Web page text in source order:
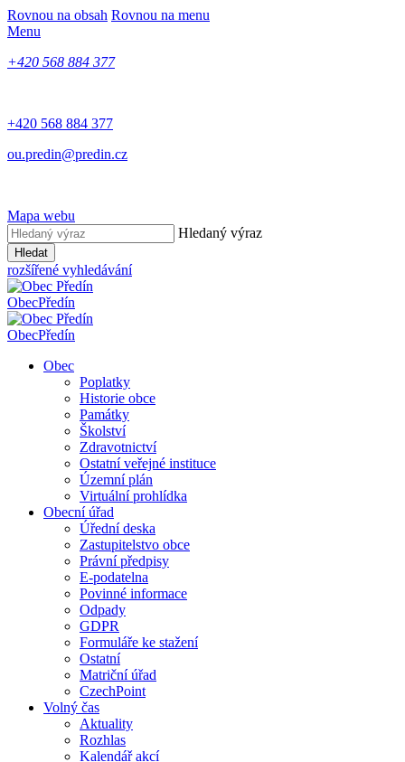
Rovnou na obsah Rovnou na menu
Menu
+420 568 884 377
+420 568 884 377
ou.predin@predin.cz
Mapa webu
Hledaný výraz
Hledat
rozšířené vyhledávání
ObecPředín
ObecPředín
Obec
Poplatky
Historie obce
Památky
Školství
Zdravotnictví
Ostatní veřejné instituce
Územní plán
Virtuální prohlídka
Obecní úřad
Úřední deska
Zastupitelstvo obce
Právní předpisy
E-podatelna
Povinné informace
Odpady
GDPR
Formuláře ke stažení
Ostatní
Matriční úřad
CzechPoint
Volný čas
Aktuality
Rozhlas
Kalendář akcí